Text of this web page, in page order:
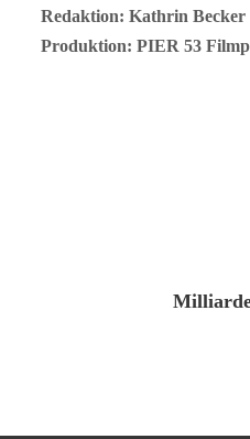
Redaktion: Kathrin Becker
Produktion: PIER 53